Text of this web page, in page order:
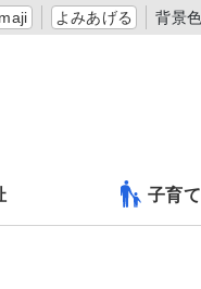
よみあげる 背景色
子育